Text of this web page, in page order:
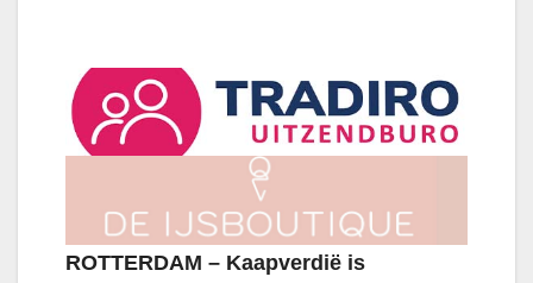
ROTTERDAM – Kaapverdië is